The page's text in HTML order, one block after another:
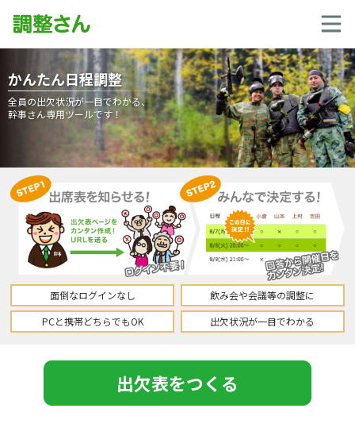
かんたん日程調整
全員の出欠状況が一目でわかる、
幹事さん専用ツールです！
面倒なログインなし
飲み会や会議等の調整に
PCと携帯どちらでもOK
出欠状況が一目でわかる
出欠表をつくる